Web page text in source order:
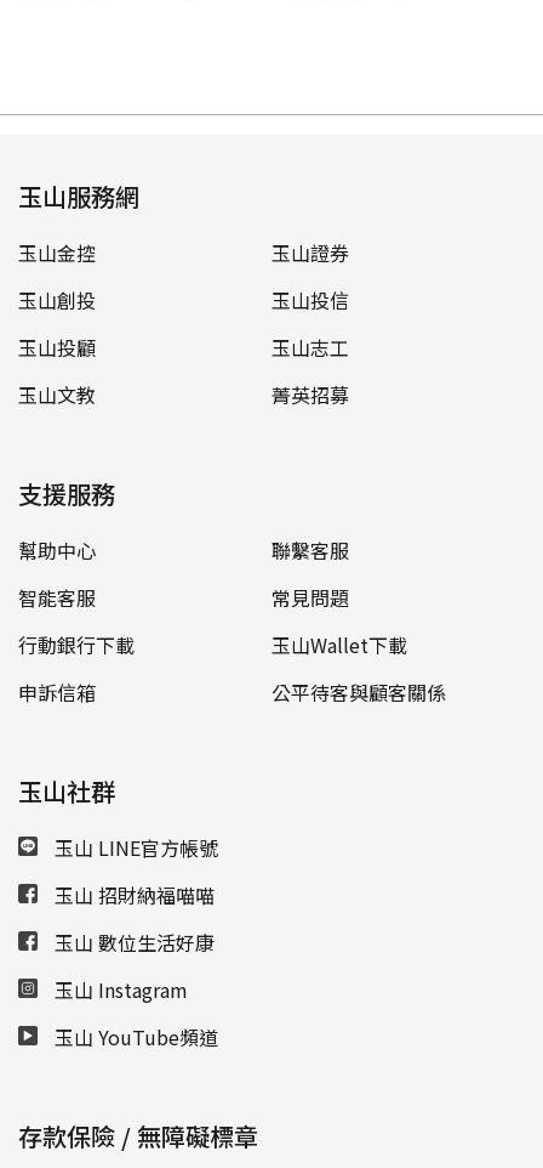
玉山服務網
玉山金控
玉山證券
玉山創投
玉山投信
玉山投顧
玉山志工
玉山文教
菁英招募
支援服務
幫助中心
聯繫客服
智能客服
常見問題
行動銀行下載
玉山Wallet下載
申訴信箱
公平待客與顧客關係
玉山社群
玉山 LINE官方帳號
玉山 招財納福喵喵
玉山 數位生活好康
玉山 Instagram
玉山 YouTube頻道
存款保險 / 無障礙標章